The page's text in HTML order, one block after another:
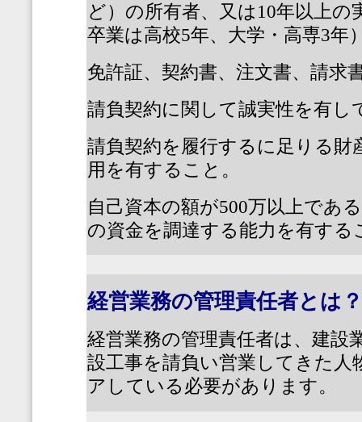
ど）の所有者、又は10年以上の
卒業は高校5年、大学・高専3年
免許証、契約書、注文書、請求
請負契約に関して誠実性を有し
請負契約を履行するに足りる財
用を有すること。
自己資本の額が500万以上であ
の資金を調達する能力を有する
経営業務の管理責任者とは
経営業務の管理責任者は、建設
設工事を請負い営業してきた人
アしている必要があります。